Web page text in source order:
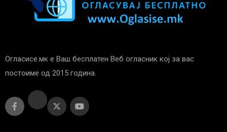
Огласисе.мк е Ваш бесплатен Веб огласник кој за вас
постоиме од 2015 година.